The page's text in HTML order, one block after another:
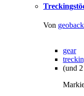
Von geoback
gear
(und